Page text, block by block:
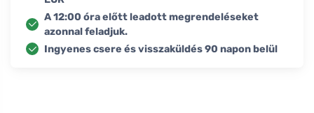
A 12:00 óra előtt leadott megrendeléseket
azonnal feladjuk.
Ingyenes csere és visszaküldés 90 napon belül